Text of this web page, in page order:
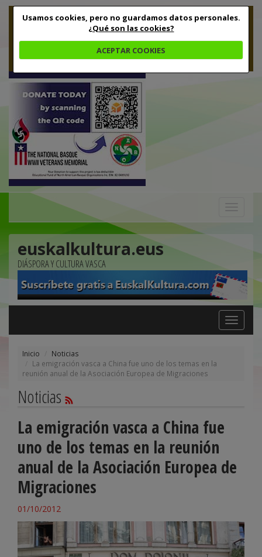
Usamos cookies, pero no guardamos datos personales.
¿Qué son las cookies?
ACEPTAR COOKIES
euskalkultura.eus
DIÁSPORA Y CULTURA VASCA
Toggle
navigation
Inicio
Noticias
La emigración vasca a China fue uno de los temas en la
reunión anual de la Asociación Europea de Migraciones
Noticias
La emigración vasca a China fue
uno de los temas en la reunión
anual de la Asociación Europea de
Migraciones
01/10/2012